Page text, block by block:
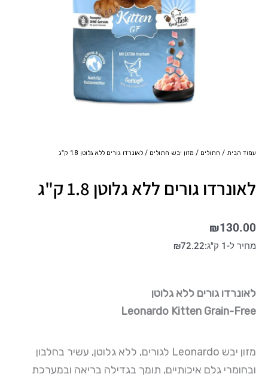
עמוד הבית / חתולים / מזון יבש חתולים / לאונרדו גורים ללא גלוטן 1.8 ק"ג
לאונרדו גורים ללא גלוטן 1.8 ק"ג
₪130.00
מחיר ל-1 ק"ג: ₪72.22
לאונרדו גורים ללא גלוטן
Leonardo Kitten Grain-Free
מזון יבש Leonardo לגורים, ללא גלוטן, עשיר בחלבון
ובחומרי גלם איכותיים, תומך בגדילה בריאה ובמערכת